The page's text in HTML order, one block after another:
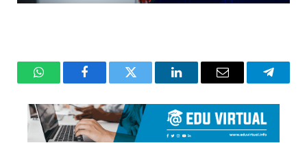
WhatsAppFacebookTwitter LinkedInEmail